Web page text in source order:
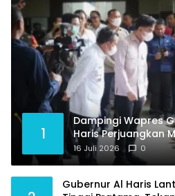
1
Dampingi Wapres
Haris Perjuangkan
Tambahan Dokter
Raden Mattaher
16 Juli 2026 0
Gubernur Al Haris